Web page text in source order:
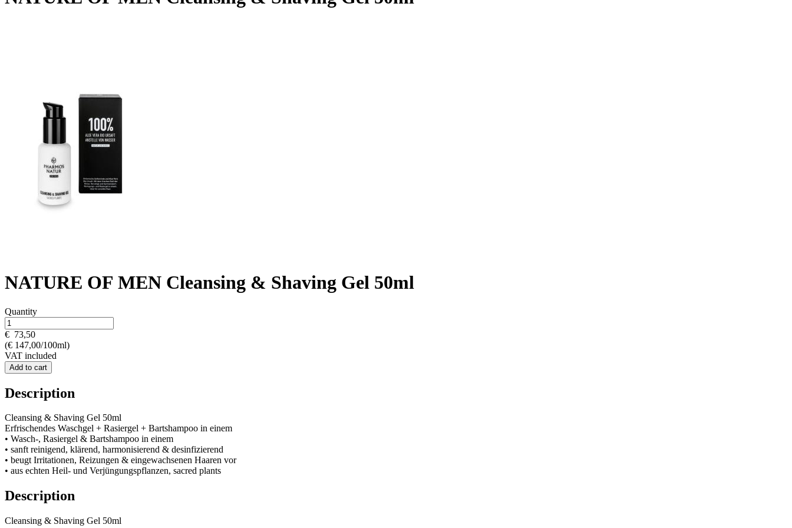
NATURE OF MEN Cleansing & Shaving Gel 50ml
Quantity
€ 73,50
(€ 147,00/100ml)
VAT included
Add to cart
Description
Cleansing & Shaving Gel 50ml
Erfrischendes Waschgel + Rasiergel + Bartshampoo in einem
• Wasch-, Rasiergel & Bartshampoo in einem
• sanft reinigend, klärend, harmonisierend & desinfizierend
• beugt Irritationen, Reizungen & eingewachsenen Haaren vor
• aus echten Heil- und Verjüngungspflanzen, sacred plants
Description
Cleansing & Shaving Gel 50ml